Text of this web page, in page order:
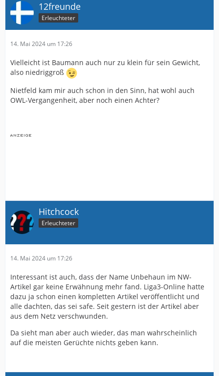
12freunde
Erleuchteter
14. Mai 2024 um 17:26
Vielleicht ist Baumann auch nur zu klein für sein Gewicht,
also niedriggroß
Nietfeld kam mir auch schon in den Sinn, hat wohl auch
OWL-Vergangenheit, aber noch einen Achter?
Hitchcock
Erleuchteter
14. Mai 2024 um 17:26
Interessant ist auch, dass der Name Unbehaun im NW-
Artikel gar keine Erwähnung mehr fand. Liga3-Online hatte
dazu ja schon einen kompletten Artikel veröffentlicht und
alle dachten, das sei safe. Seit gestern ist der Artikel aber
aus dem Netz verschwunden.
Da sieht man aber auch wieder, das man wahrscheinlich
auf die meisten Gerüchte nichts geben kann.